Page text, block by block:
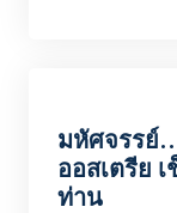
มหัศจรรย์
ออสเตรีย
ท่าน